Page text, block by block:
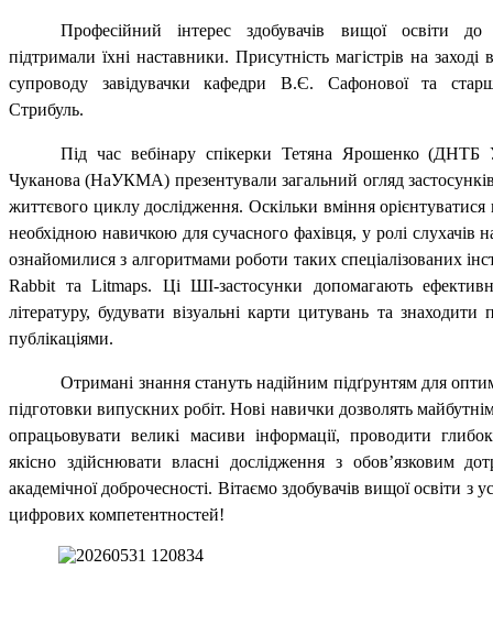
Професійний інтерес здобувачів вищої освіти до
підтримали їхні наставники. Присутність магістрів на заході
супроводу завідувачки кафедри В.Є. Сафонової та
Стрибуль.
Під час вебінару спікерки Тетяна Ярошенко (ДНТБ
Чуканова (НаУКМА) презентували загальний огляд
життєвого циклу дослідження. Оскільки вміння орієнтуватися
необхідною навичкою для сучасного фахівця, у ролі слухачів
ознайомилися з алгоритмами роботи таких спеціалізованих
Rabbitта Litmaps. Ці ШІ-застосунки допомагають
літературу, будувати візуальні карти цитувань та знаходити
публікаціями.
Отримані знання стануть надійним підґрунтям для
підготовки випускних робіт. Нові навички дозволять
опрацьовувати великі масиви інформації, проводити
якісно здійснювати власні дослідження з обов’язковим
академічної доброчесності. Вітаємо здобувачів вищої освіти
цифрових компетентностей!